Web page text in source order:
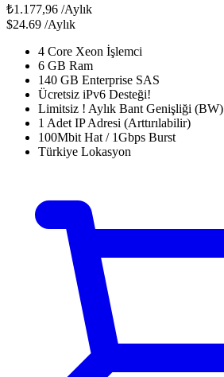
₺1.177,96 /Aylık
$24.69 /Aylık
4 Core Xeon İşlemci
6 GB Ram
140 GB Enterprise SAS
Ücretsiz iPv6 Desteği!
Limitsiz ! Aylık Bant Genişliği (BW)
1 Adet IP Adresi (Arttırılabilir)
100Mbit Hat / 1Gbps Burst
Türkiye Lokasyon